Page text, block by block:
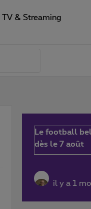
TV & Streaming
Le football
dès le 7 août
il y a 1